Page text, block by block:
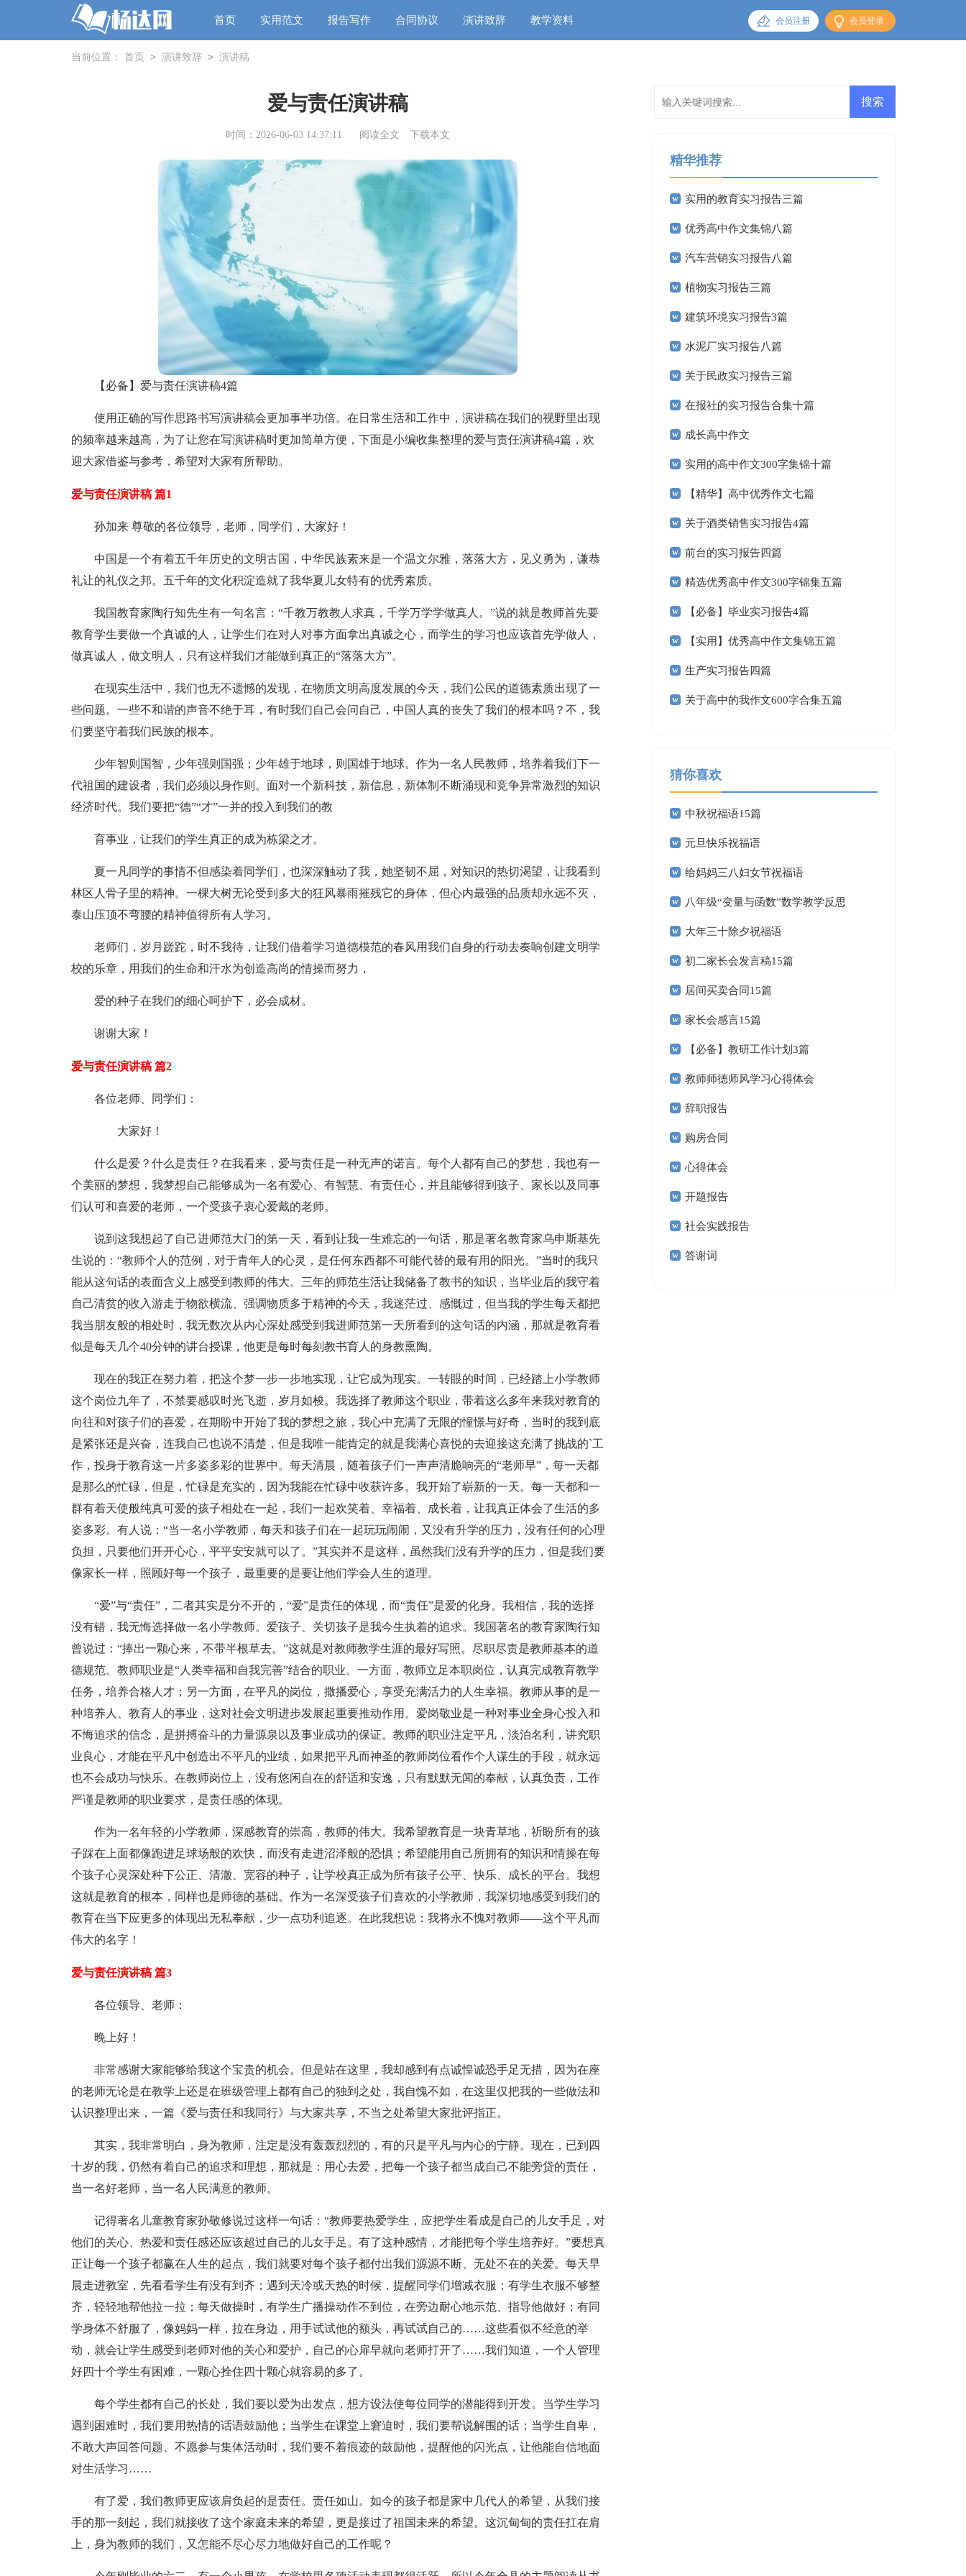
首页 实用范文 报告写作 合同协议 演讲致辞 教学资料 会员登录
会员注册
当前位置： 首页 > 演讲致辞 > 演讲稿
爱与责任演讲稿
时间：2026-06-03 14:37:11 阅读全文 下载本文
【必备】爱与责任演讲稿4篇
使用正确的写作思路书写演讲稿会更加事半功倍。在日常生活和工作中，演讲稿在我们的视野里出现
的频率越来越高，为了让您在写演讲稿时更加简单方便，下面是小编收集整理的爱与责任演讲稿4篇，欢
迎大家借鉴与参考，希望对大家有所帮助。
爱与责任演讲稿 篇1
孙加来 尊敬的各位领导，老师，同学们，大家好！
中国是一个有着五千年历史的文明古国，中华民族素来是一个温文尔雅，落落大方，见义勇为，谦恭
礼让的礼仪之邦。五千年的文化积淀造就了我华夏儿女特有的优秀素质。
我国教育家陶行知先生有一句名言：“千教万教教人求真，千学万学学做真人。”说的就是教师首先要
教育学生要做一个真诚的人，让学生们在对人对事方面拿出真诚之心，而学生的学习也应该首先学做人，
做真诚人，做文明人，只有这样我们才能做到真正的“落落大方”。
在现实生活中，我们也无不遗憾的发现，在物质文明高度发展的今天，我们公民的道德素质出现了一
些问题。一些不和谐的声音不绝于耳，有时我们自己会问自己，中国人真的丧失了我们的根本吗？不，我
们要坚守着我们民族的根本。
少年智则国智，少年强则国强；少年雄于地球，则国雄于地球。作为一名人民教师，培养着我们下一
代祖国的建设者，我们必须以身作则。面对一个新科技，新信息，新体制不断涌现和竞争异常激烈的知识
经济时代。我们要把“德”“才”一并的投入到我们的教
育事业，让我们的学生真正的成为栋梁之才。
夏一凡同学的事情不但感染着同学们，也深深触动了我，她坚韧不屈，对知识的热切渴望，让我看到
林区人骨子里的精神。一棵大树无论受到多大的狂风暴雨摧残它的身体，但心内最强的品质却永远不灭，
泰山压顶不弯腰的精神值得所有人学习。
老师们，岁月蹉跎，时不我待，让我们借着学习道德模范的春风用我们自身的行动去奏响创建文明学
校的乐章，用我们的生命和汗水为创造高尚的情操而努力，
爱的种子在我们的细心呵护下，必会成材。
谢谢大家！
爱与责任演讲稿 篇2
各位老师、同学们：
大家好！
什么是爱？什么是责任？在我看来，爱与责任是一种无声的诺言。每个人都有自己的梦想，我也有一
个美丽的梦想，我梦想自己能够成为一名有爱心、有智慧、有责任心，并且能够得到孩子、家长以及同事
们认可和喜爱的老师，一个受孩子衷心爱戴的老师。
说到这我想起了自己进师范大门的第一天，看到让我一生难忘的一句话，那是著名教育家乌申斯基先
生说的：“教师个人的范例，对于青年人的心灵，是任何东西都不可能代替的最有用的阳光。”当时的我只
能从这句话的表面含义上感受到教师的伟大。三年的师范生活让我储备了教书的知识，当毕业后的我守着
自己清贫的收入游走于物欲横流、强调物质多于精神的今天，我迷茫过、感慨过，但当我的学生每天都把
我当朋友般的相处时，我无数次从内心深处感受到我进师范第一天所看到的这句话的内涵，那就是教育看
似是每天几个40分钟的讲台授课，他更是每时每刻教书育人的身教熏陶。
现在的我正在努力着，把这个梦一步一步地实现，让它成为现实。一转眼的时间，已经踏上小学教师
这个岗位九年了，不禁要感叹时光飞逝，岁月如梭。我选择了教师这个职业，带着这么多年来我对教育的
向往和对孩子们的喜爱，在期盼中开始了我的梦想之旅，我心中充满了无限的憧憬与好奇，当时的我到底
是紧张还是兴奋，连我自己也说不清楚，但是我唯一能肯定的就是我满心喜悦的去迎接这充满了挑战的`工
作，投身于教育这一片多姿多彩的世界中。每天清晨，随着孩子们一声声清脆响亮的“老师早”，每一天都
是那么的忙碌，但是，忙碌是充实的，因为我能在忙碌中收获许多。我开始了崭新的一天。每一天都和一
群有着天使般纯真可爱的孩子相处在一起，我们一起欢笑着、幸福着、成长着，让我真正体会了生活的多
姿多彩。有人说：“当一名小学教师，每天和孩子们在一起玩玩闹闹，又没有升学的压力，没有任何的心理
负担，只要他们开开心心，平平安安就可以了。”其实并不是这样，虽然我们没有升学的压力，但是我们要
像家长一样，照顾好每一个孩子，最重要的是要让他们学会人生的道理。
“爱”与“责任”，二者其实是分不开的，“爱”是责任的体现，而“责任”是爱的化身。我相信，我的选择
没有错，我无悔选择做一名小学教师。爱孩子、关切孩子是我今生执着的追求。我国著名的教育家陶行知
曾说过：“捧出一颗心来，不带半根草去。”这就是对教师教学生涯的最好写照。尽职尽责是教师基本的道
德规范。教师职业是“人类幸福和自我完善”结合的职业。一方面，教师立足本职岗位，认真完成教育教学
任务，培养合格人才；另一方面，在平凡的岗位，撒播爱心，享受充满活力的人生幸福。教师从事的是一
种培养人、教育人的事业，这对社会文明进步发展起重要推动作用。爱岗敬业是一种对事业全身心投入和
不悔追求的信念，是拼搏奋斗的力量源泉以及事业成功的保证。教师的职业注定平凡，淡泊名利，讲究职
业良心，才能在平凡中创造出不平凡的业绩，如果把平凡而神圣的教师岗位看作个人谋生的手段，就永远
也不会成功与快乐。在教师岗位上，没有悠闲自在的舒适和安逸，只有默默无闻的奉献，认真负责，工作
严谨是教师的职业要求，是责任感的体现。
作为一名年轻的小学教师，深感教育的崇高，教师的伟大。我希望教育是一块青草地，祈盼所有的孩
子踩在上面都像跑进足球场般的欢快，而没有走进沼泽般的恐惧；希望能用自己所拥有的知识和情操在每
个孩子心灵深处种下公正、清澈、宽容的种子，让学校真正成为所有孩子公平、快乐、成长的平台。我想
这就是教育的根本，同样也是师德的基础。作为一名深受孩子们喜欢的小学教师，我深切地感受到我们的
教育在当下应更多的体现出无私奉献，少一点功利追逐。在此我想说：我将永不愧对教师——这个平凡而
伟大的名字！
爱与责任演讲稿 篇3
各位领导、老师：
晚上好！
非常感谢大家能够给我这个宝贵的机会。但是站在这里，我却感到有点诚惶诚恐手足无措，因为在座
的老师无论是在教学上还是在班级管理上都有自己的独到之处，我自愧不如，在这里仅把我的一些做法和
认识整理出来，一篇《爱与责任和我同行》与大家共享，不当之处希望大家批评指正。
其实，我非常明白，身为教师，注定是没有轰轰烈烈的，有的只是平凡与内心的宁静。现在，已到四
十岁的我，仍然有着自己的追求和理想，那就是：用心去爱，把每一个孩子都当成自己不能旁贷的责任，
当一名好老师，当一名人民满意的教师。
记得著名儿童教育家孙敬修说过这样一句话：“教师要热爱学生，应把学生看成是自己的儿女手足，对
他们的关心、热爱和责任感还应该超过自己的儿女手足。有了这种感情，才能把每个学生培养好。”要想真
正让每一个孩子都赢在人生的起点，我们就要对每个孩子都付出我们源源不断、无处不在的关爱。每天早
晨走进教室，先看看学生有没有到齐；遇到天冷或天热的时候，提醒同学们增减衣服；有学生衣服不够整
齐，轻轻地帮他拉一拉；每天做操时，有学生广播操动作不到位，在旁边耐心地示范、指导他做好；有同
学身体不舒服了，像妈妈一样，拉在身边，用手试试他的额头，再试试自己的……这些看似不经意的举
动，就会让学生感受到老师对他的关心和爱护，自己的心扉早就向老师打开了……我们知道，一个人管理
好四十个学生有困难，一颗心拴住四十颗心就容易的多了。
每个学生都有自己的长处，我们要以爱为出发点，想方设法使每位同学的潜能得到开发。当学生学习
遇到困难时，我们要用热情的话语鼓励他；当学生在课堂上窘迫时，我们要帮说解围的话；当学生自卑，
不敢大声回答问题、不愿参与集体活动时，我们要不着痕迹的鼓励他，提醒他的闪光点，让他能自信地面
对生活学习……
有了爱，我们教师更应该肩负起的是责任。责任如山。如今的孩子都是家中几代人的希望，从我们接
手的那一刻起，我们就接收了这个家庭未来的希望，更是接过了祖国未来的希望。这沉甸甸的责任扛在肩
上，身为教师的我们，又怎能不尽心尽力地做好自己的工作呢？
精华推荐
实用的教育实习报告三篇
优秀高中作文集锦八篇
汽车营销实习报告八篇
植物实习报告三篇
建筑环境实习报告3篇
水泥厂实习报告八篇
关于民政实习报告三篇
在报社的实习报告合集十篇
成长高中作文
实用的高中作文300字集锦十篇
【精华】高中优秀作文七篇
关于酒类销售实习报告4篇
前台的实习报告四篇
精选优秀高中作文300字锦集五篇
【必备】毕业实习报告4篇
【实用】优秀高中作文集锦五篇
生产实习报告四篇
关于高中的我作文600字合集五篇
猜你喜欢
中秋祝福语15篇
元旦快乐祝福语
给妈妈三八妇女节祝福语
八年级“变量与函数”数学教学反思
大年三十除夕祝福语
初二家长会发言稿15篇
居间买卖合同15篇
家长会感言15篇
【必备】教研工作计划3篇
教师师德师风学习心得体会
辞职报告
购房合同
心得体会
开题报告
社会实践报告
答谢词